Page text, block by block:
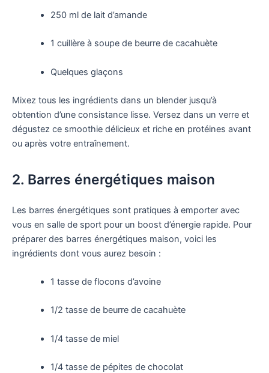
250 ml de lait d’amande
1 cuillère à soupe de beurre de cacahuète
Quelques glaçons
Mixez tous les ingrédients dans un blender jusqu’à
obtention d’une consistance lisse. Versez dans un verre et
dégustez ce smoothie délicieux et riche en protéines avant
ou après votre entraînement.
2. Barres énergétiques maison
Les barres énergétiques sont pratiques à emporter avec
vous en salle de sport pour un boost d’énergie rapide. Pour
préparer des barres énergétiques maison, voici les
ingrédients dont vous aurez besoin :
1 tasse de flocons d’avoine
1/2 tasse de beurre de cacahuète
1/4 tasse de miel
1/4 tasse de pépites de chocolat